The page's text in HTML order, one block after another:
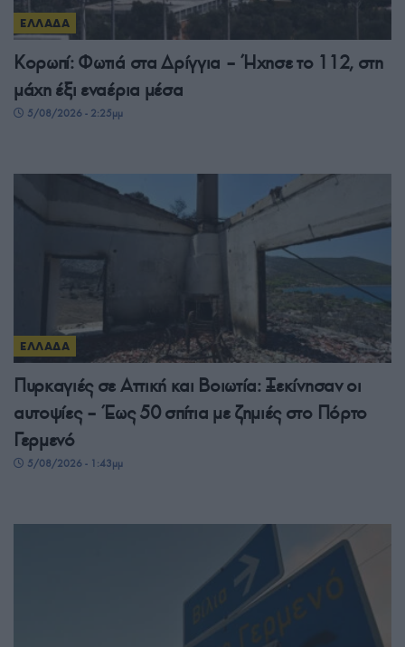
ΕΛΛΑΔΑ
Κορωπί: Φωτιά στα Δρίγγια – Ήχησε το 112, στη
μάχη έξι εναέρια μέσα
5/08/2026 - 2:25μμ
ΕΛΛΑΔΑ
Πυρκαγιές σε Αττική και Βοιωτία: Ξεκίνησαν οι
αυτοψίες – Έως 50 σπίτια με ζημιές στο Πόρτο
Γερμενό
5/08/2026 - 1:43μμ